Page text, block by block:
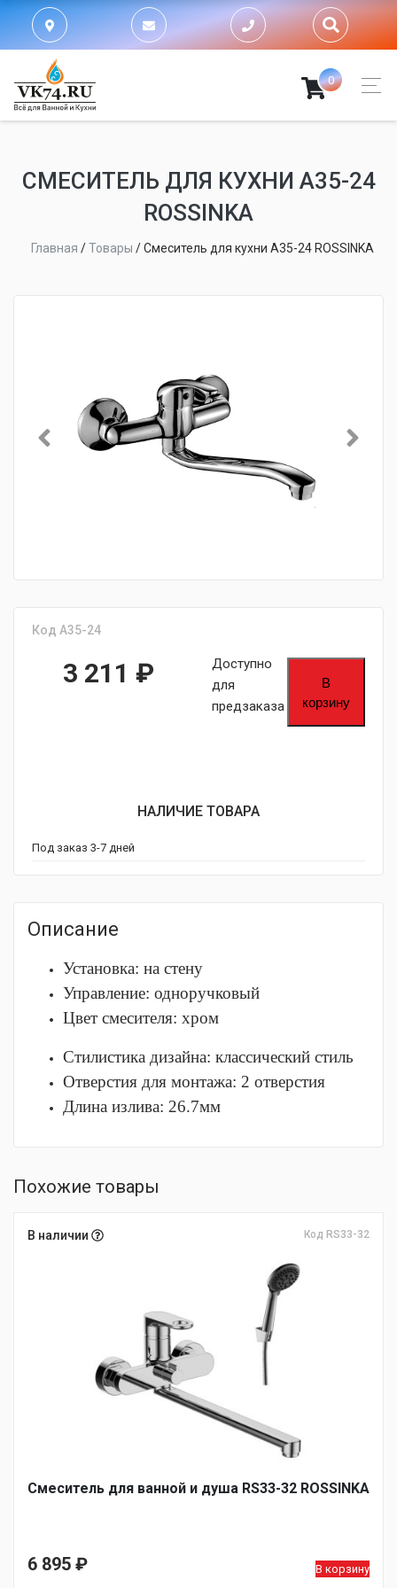
0
СМЕСИТЕЛЬ ДЛЯ КУХНИ A35-24
ROSSINKA
Главная /Товары /Смеситель для кухни A35-24 ROSSINKA
Код A35-24
3 211 ₽
Доступно
для
предзаказа
В
корзину
НАЛИЧИЕ ТОВАРА
Под заказ 3-7 дней
Описание
Установка: на стену
Управление: одноручковый
Цвет смесителя: хром
Стилистика дизайна: классический стиль
Отверстия для монтажа: 2 отверстия
Длина излива: 26.7мм
Похожие товары
В наличии Код RS33-32
Смеситель для ванной и душа RS33-32 ROSSINKA
6 895 ₽ В корзину